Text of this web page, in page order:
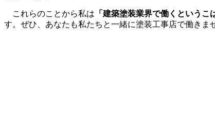
これらのことから私は 「建築塗装業界で働くという
す。ぜひ、あなたも私たちと一緒に塗装工事店で働きま